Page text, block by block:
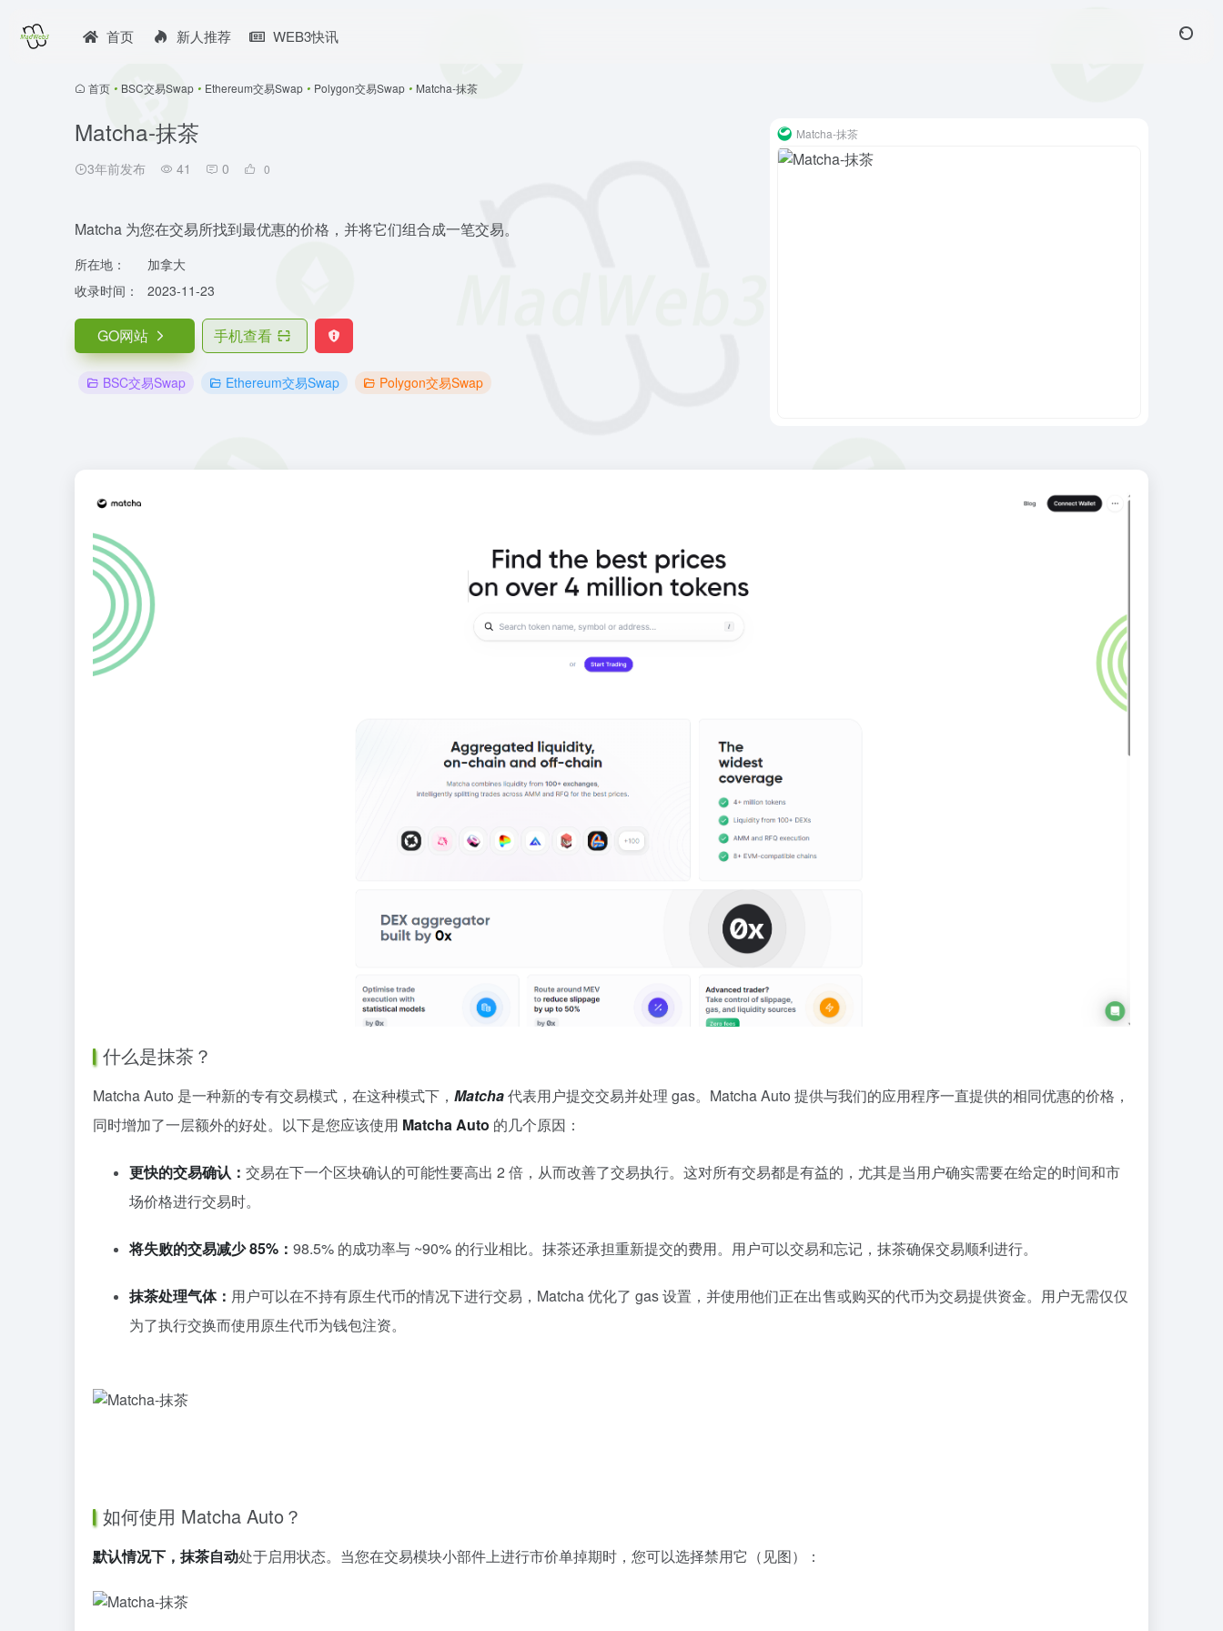
首页 新人推荐 WEB3快讯
首页 • BSC交易Swap • Ethereum交易Swap • Polygon交易Swap • Matcha-抹茶
Matcha-抹茶
3年前发布 41 0 0
Matcha 为您在交易所找到最优惠的价格，并将它们组合成一笔交易。
所在地：
加拿大
收录时间：
2023-11-23
GO网站 手机查看
BSC交易Swap Ethereum交易Swap Polygon交易Swap
Matcha-抹茶
什么是抹茶？
Matcha Auto 是一种新的专有交易模式，在这种模式下， Matcha代表用户提交交易并处理 gas。Matcha Auto 提供与我们的应用程序一直提供的相同优惠的价格，
同时增加了一层额外的好处。以下是您应该使用 Matcha Auto 的几个原因：
更快的交易确认： 交易在下一个区块确认的可能性要高出 2 倍，从而改善了交易执行。这对所有交易都是有益的，尤其是当用户确实需要在给定的时间和市
场价格进行交易时。
将失败的交易减少 85%： 98.5% 的成功率与 ~90% 的行业相比。抹茶还承担重新提交的费用。用户可以交易和忘记，抹茶确保交易顺利进行。
抹茶处理气体： 用户可以在不持有原生代币的情况下进行交易，Matcha 优化了 gas 设置，并使用他们正在出售或购买的代币为交易提供资金。用户无需仅仅
为了执行交换而使用原生代币为钱包注资。
如何使用 Matcha Auto？
默认情况下，抹茶自动处于启用状态。当您在交易模块小部件上进行市价单掉期时，您可以选择禁用它（见图）：